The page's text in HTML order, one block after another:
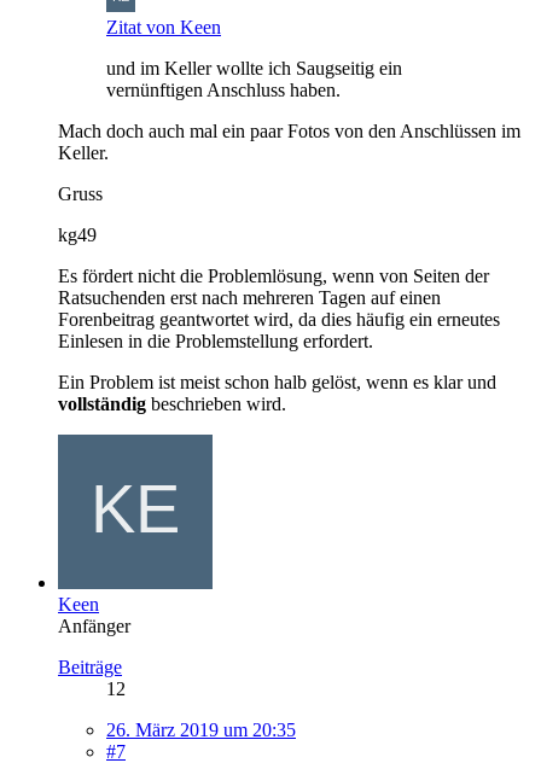
Zitat von Keen
und im Keller wollte ich Saugseitig ein
vernünftigen Anschluss haben.
Mach doch auch mal ein paar Fotos von den Anschlüssen im
Keller.
Gruss
kg49
Es fördert nicht die Problemlösung, wenn von Seiten der
Ratsuchenden erst nach mehreren Tagen auf einen
Forenbeitrag geantwortet wird, da dies häufig ein erneutes
Einlesen in die Problemstellung erfordert.
Ein Problem ist meist schon halb gelöst, wenn es klar und
vollständig beschrieben wird.
Keen
Anfänger
Beiträge
12
26. März 2019 um 20:35
#7